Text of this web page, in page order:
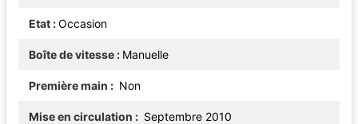
Etat Occasion
Boîte de vitesse Manuelle
Première main Non
Mise en circulation Septembre 2010